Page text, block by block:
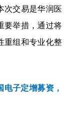
次交易是华润医
要举措，通过将
重组和专业化整
电子定增募资，